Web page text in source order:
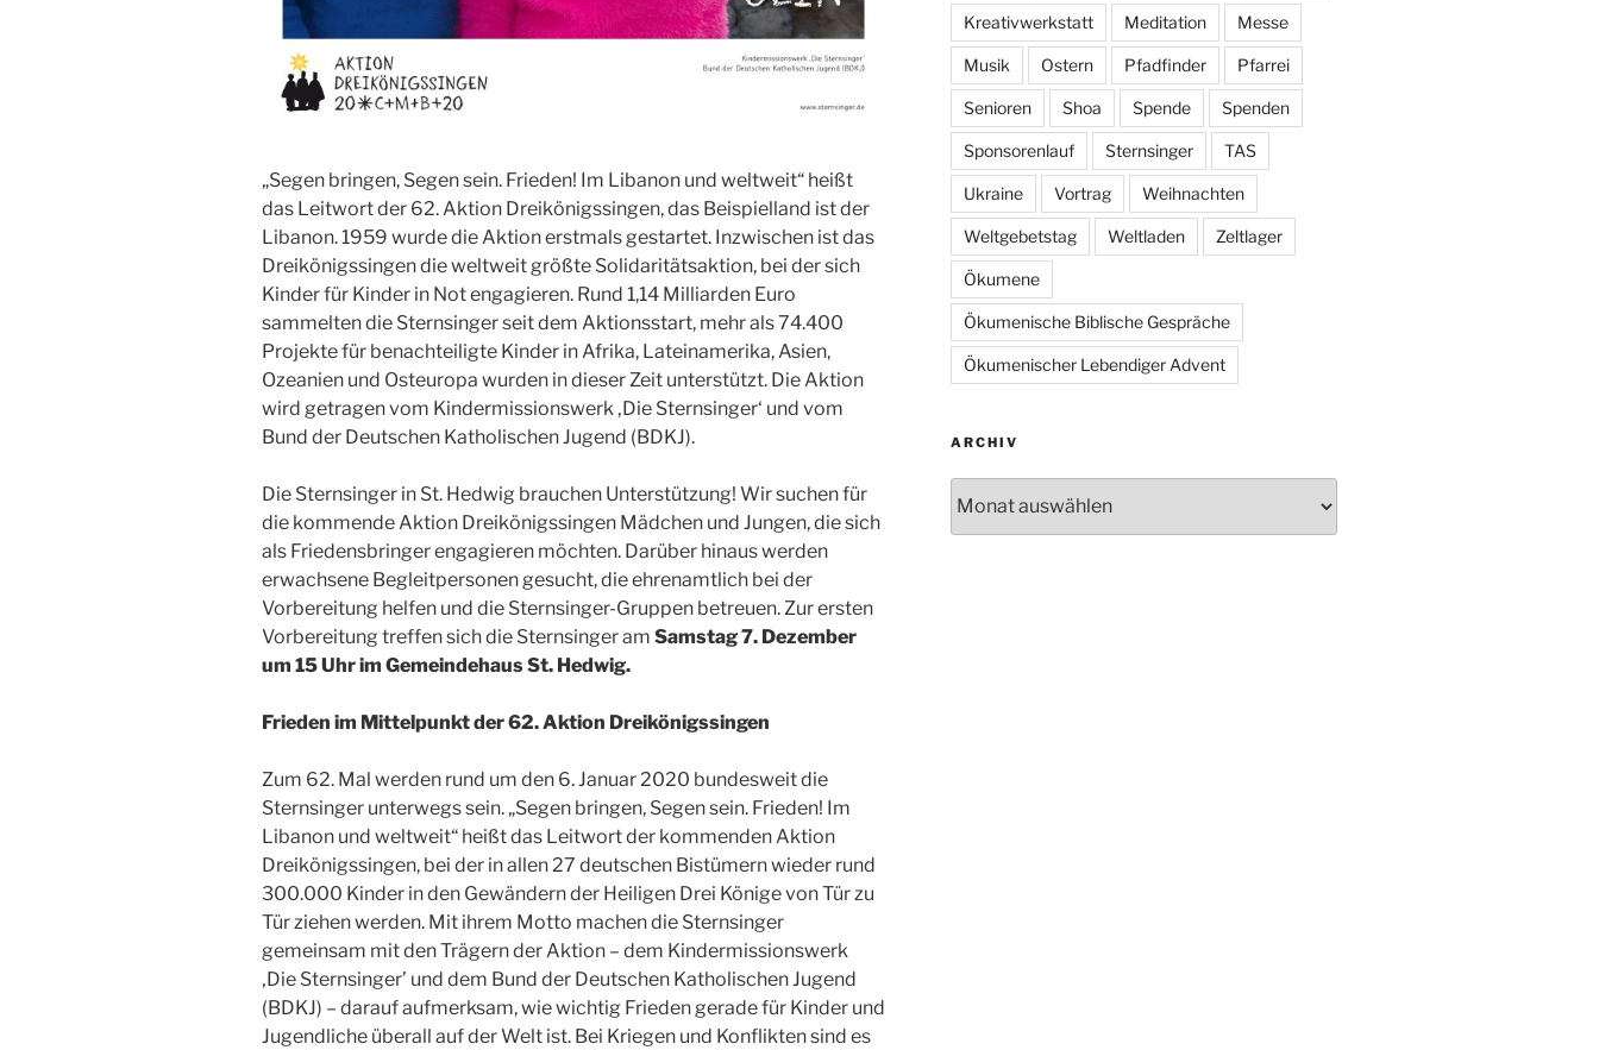
„Segen bringen, Segen sein. Frieden! Im Libanon und weltweit“ heißt
das Leitwort der 62. Aktion Dreikönigssingen, das Beispielland ist der
Libanon. 1959 wurde die Aktion erstmals gestartet. Inzwischen ist das
Dreikönigssingen die weltweit größte Solidaritätsaktion, bei der sich
Kinder für Kinder in Not engagieren. Rund 1,14 Milliarden Euro
sammelten die Sternsinger seit dem Aktionsstart, mehr als 74.400
Projekte für benachteiligte Kinder in Afrika, Lateinamerika, Asien,
Ozeanien und Osteuropa wurden in dieser Zeit unterstützt. Die Aktion
wird getragen vom Kindermissionswerk ‚Die Sternsinger‘ und vom
Bund der Deutschen Katholischen Jugend (BDKJ).
Die Sternsinger in St. Hedwig brauchen Unterstützung! Wir suchen für
die kommende Aktion Dreikönigssingen Mädchen und Jungen, die sich
als Friedensbringer engagieren möchten. Darüber hinaus werden
erwachsene Begleitpersonen gesucht, die ehrenamtlich bei der
Vorbereitung helfen und die Sternsinger-Gruppen betreuen. Zur ersten
Vorbereitung treffen sich die Sternsinger am Samstag 7. Dezember
um 15 Uhr im Gemeindehaus St. Hedwig.
Frieden im Mittelpunkt der 62. Aktion Dreikönigssingen
Zum 62. Mal werden rund um den 6. Januar 2020 bundesweit die
Sternsinger unterwegs sein. „Segen bringen, Segen sein. Frieden! Im
Libanon und weltweit“ heißt das Leitwort der kommenden Aktion
Dreikönigssingen, bei der in allen 27 deutschen Bistümern wieder rund
300.000 Kinder in den Gewändern der Heiligen Drei Könige von Tür zu
Tür ziehen werden. Mit ihrem Motto machen die Sternsinger
gemeinsam mit den Trägern der Aktion – dem Kindermissionswerk
‚Die Sternsinger’ und dem Bund der Deutschen Katholischen Jugend
(BDKJ) – darauf aufmerksam, wie wichtig Frieden gerade für Kinder und
Jugendliche überall auf der Welt ist. Bei Kriegen und Konflikten sind es
Kreativwerkstatt Meditation Messe
Musik Ostern Pfadfinder Pfarrei
Senioren Shoa Spende Spenden
Sponsorenlauf Sternsinger TAS
Ukraine Vortrag Weihnachten
Weltgebetstag Weltladen Zeltlager
Ökumene
Ökumenische Biblische Gespräche
Ökumenischer Lebendiger Advent
ARCHIV